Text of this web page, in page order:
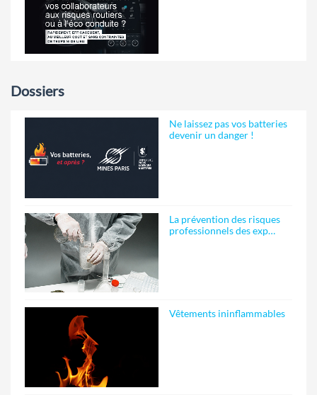
Dossiers
Ne laissez pas vos batteries
devenir un danger !
La prévention des risques
professionnels des exp…
Vêtements ininflammables